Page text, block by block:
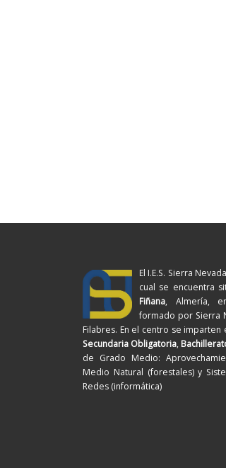
El I.E.S. Sierra
cual se encuentra
Fiñana, Almería,
formado por Sierra
Filabres. En el centro se imparten
Secundaria Obligatoria,
de Grado Medio:
Medio Natural (forestales) y
Redes (informática)